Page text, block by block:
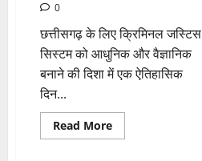
0
छत्तीसगढ़ के लिए क्रिमिनल जस्टिस
सिस्टम को आधुनिक और वैज्ञानिक
बनाने की दिशा में एक ऐतिहासिक
दिन...
Read MoreRead
more